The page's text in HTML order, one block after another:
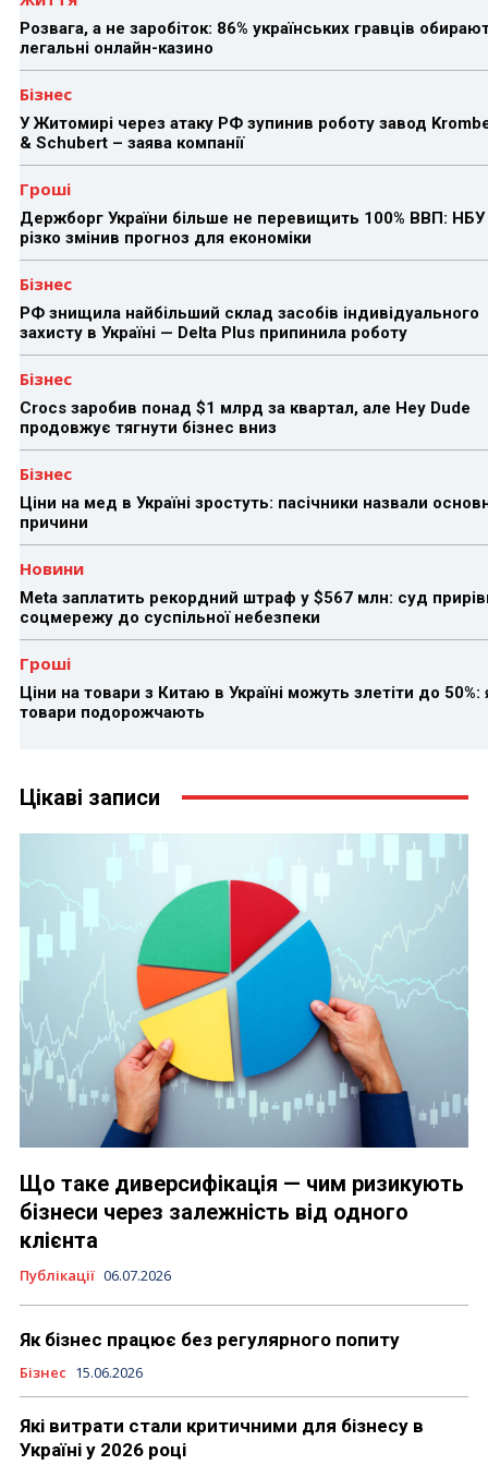
Розвага, а не заробіток: 86% українських гравців
легальні онлайн-казино
Бізнес
У Житомирі через атаку РФ зупинив роботу завод
& Schubert – заява компанії
Гроші
Держборг України більше не перевищить 100% ВВП: НБУ
різко змінив прогноз для економіки
Бізнес
РФ знищила найбільший склад засобів індивідуального
захисту в Україні — Delta Plus припинила роботу
Бізнес
Crocs заробив понад $1 млрд за квартал, але Hey Dude
продовжує тягнути бізнес вниз
Бізнес
Ціни на мед в Україні зростуть: пасічники назвали
причини
Новини
Meta заплатить рекордний штраф у $567 млн: суд
соцмережу до суспільної небезпеки
Гроші
Ціни на товари з Китаю в Україні можуть злетіти до 50%:
товари подорожчають
Цікаві записи
Що таке диверсифікація — чим ризикують
бізнеси через залежність від одного
клієнта
Публікації 06.07.2026
Як бізнес працює без регулярного попиту
Бізнес 15.06.2026
Які витрати стали критичними для бізнесу в
Україні у 2026 році